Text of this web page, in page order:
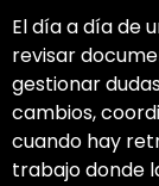
El día a día de
revisar
gestionar
cambios,
cuando hay
trabajo donde